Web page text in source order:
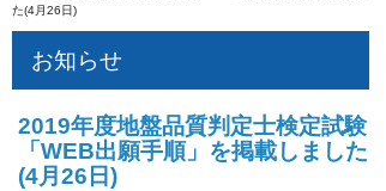
た(4月26日)
お知らせ
2019年度地盤品質判定士検定試験
「WEB出願手順」を掲載しました
(4月26日)